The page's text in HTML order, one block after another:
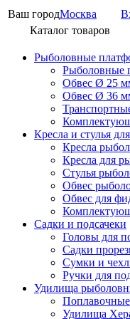
Ваш городМосква
Каталог товаров
Рыболовные
Рыболовные
Обвес Ø 25
Обвес Ø 36
Кресла и стулья
Кресла
Кресла для
Стулья
Обвес
Обвес для
Садки и подсачеки
Головы для
Садки
Сумки и
Ручки для
Удилища
Удилища